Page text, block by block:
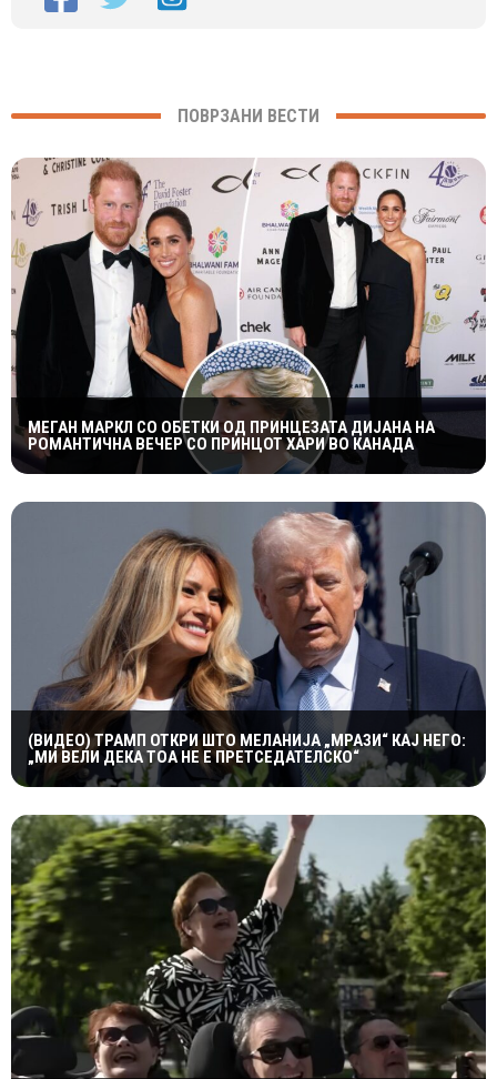
ПОВРЗАНИ ВЕСТИ
МЕГАН МАРКЛ СО ОБЕТКИ ОД ПРИНЦЕЗАТА ДИЈАНА НА
РОМАНТИЧНА ВЕЧЕР СО ПРИНЦОТ ХАРИ ВО КАНАДА
(ВИДЕО) ТРАМП ОТКРИ ШТО МЕЛАНИЈА „МРАЗИ“ КАЈ НЕГО:
„МИ ВЕЛИ ДЕКА ТОА НЕ Е ПРЕТСЕДАТЕЛСКО“